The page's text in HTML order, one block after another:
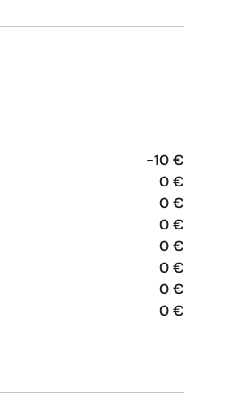
-10 €
0 €
0 €
0 €
0 €
0 €
0 €
0 €
0 €